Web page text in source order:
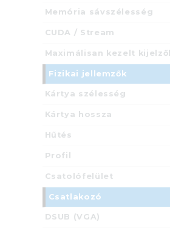
Memória sávszélesség
CUDA / Stream
Maximálisan kezelt
Fizikai jellemzők
Kártya szélesség
Kártya hossza
Hűtés
Profil
Csatolófelület
Csatlakozó
DSUB (VGA)